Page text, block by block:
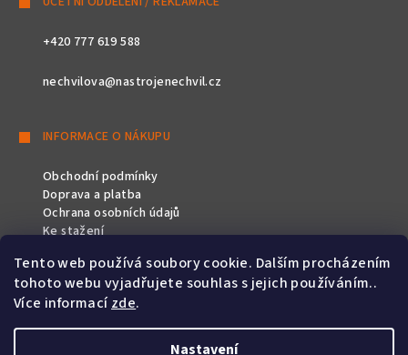
Tento web používá soubory cookie. Dalším procházením
tohoto webu vyjadřujete souhlas s jejich používáním..
Více informacízde.
Nastavení
+420 777 619 588
nechvilova@nastrojenechvil.cz
INFORMACE O NÁKUPU
Obchodní podmínky
Doprava a platba
Ochrana osobních údajů
Ke stažení
SLEDUJTE NÁS